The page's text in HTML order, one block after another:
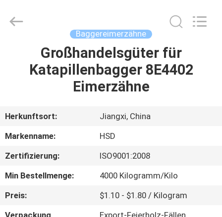
ÜBER
UNS
FABRIK-
AUSFLUG
QUALITÄTSKONTROLLE
Parts
Co.,Ltd.
Baggereimerzähne
Großhandelsgüter für
Katapillenbagger 8E4402
Eimerzähne
Herkunftsort:
Jiangxi, China
Markenname:
HSD
Zertifizierung:
ISO9001:2008
Min Bestellmenge:
4000 Kilogramm/Kilo
Preis:
$1.10 - $1.80 / Kilogram